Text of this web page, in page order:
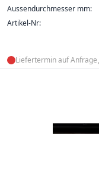
Aussendurchmesser mm:
Artikel-Nr:
Liefertermin auf Anfrage